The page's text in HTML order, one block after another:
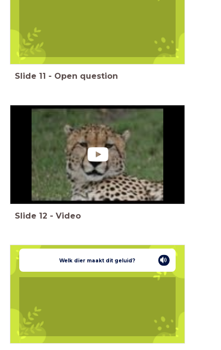
Slide 11 - Open question
Slide 12 - Video
Welk dier maakt dit geluid?